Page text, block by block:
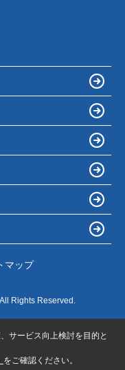
マップ
Rights Reserved.
サービス向上検討を目的と
をご確認ください。